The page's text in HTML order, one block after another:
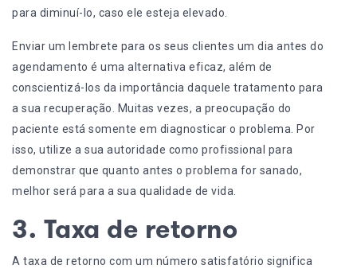
para diminuí-lo, caso ele esteja elevado.
Enviar um lembrete para os seus clientes um dia antes do
agendamento é uma alternativa eficaz, além de
conscientizá-los da importância daquele tratamento para
a sua recuperação. Muitas vezes, a preocupação do
paciente está somente em diagnosticar o problema. Por
isso, utilize a sua autoridade como profissional para
demonstrar que quanto antes o problema for sanado,
melhor será para a sua qualidade de vida.
3. Taxa de retorno
A taxa de retorno com um número satisfatório significa